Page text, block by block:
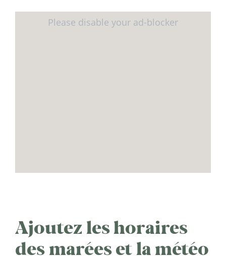
Ajoutez les horaires
des marées et la météo